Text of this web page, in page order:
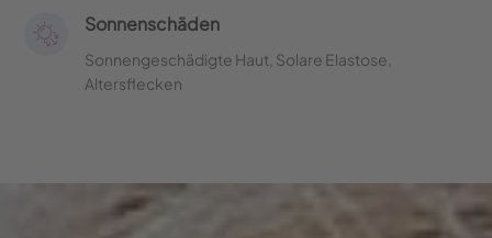
Sonnenschäden
Sonnengeschädigte Haut, Solare Elastose,
Altersflecken